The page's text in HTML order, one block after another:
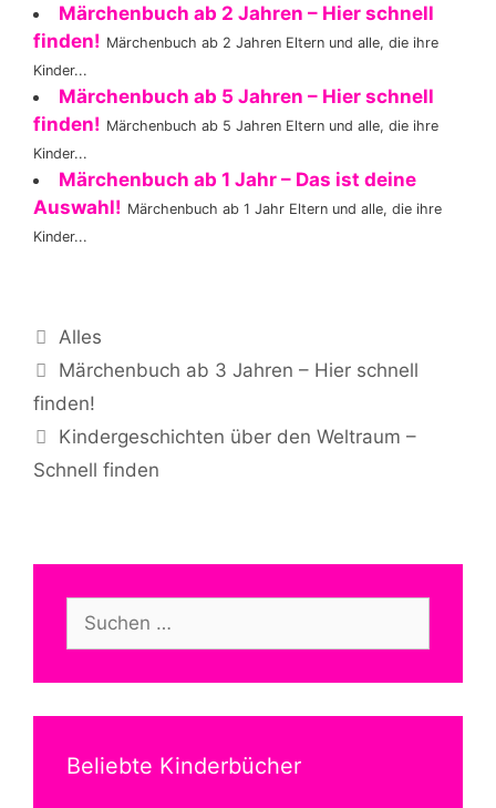
Märchenbuch ab 2 Jahren – Hier schnell
finden! Märchenbuch ab 2 Jahren Eltern und alle, die ihre
Kinder...
Märchenbuch ab 5 Jahren – Hier schnell
finden! Märchenbuch ab 5 Jahren Eltern und alle, die ihre
Kinder...
Märchenbuch ab 1 Jahr – Das ist deine
Auswahl! Märchenbuch ab 1 Jahr Eltern und alle, die ihre
Kinder...
Kategorien
Alles
Märchenbuch ab 3 Jahren – Hier schnell
finden!
Kindergeschichten über den Weltraum –
Schnell finden
Suchen
nach:
Beliebte Kinderbücher